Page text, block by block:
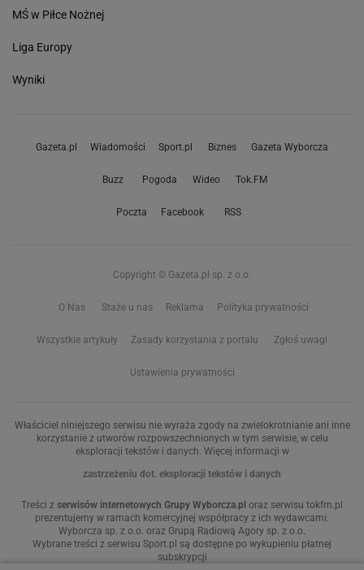
MŚ w Piłce Nożnej
Liga Europy
Wyniki
Gazeta.pl Wiadomości Sport.pl Biznes Gazeta Wyborcza
Buzz Pogoda Wideo Tok.FM
Poczta Facebook RSS
Copyright © Gazeta.pl sp. z o.o.
O Nas Staże u nas Reklama Polityka prywatności
Wszystkie artykuły Zasady korzystania z portalu Zgłoś uwagi
Ustawienia prywatności
Właściciel niniejszego serwisu nie wyraża zgody na zwielokrotnianie ani inne
korzystanie z utworów rozpowszechnionych w tym serwisie, w celu
eksploracji tekstów i danych. Więcej informacji w
zastrzeżeniu dot. eksploracji tekstów i danych
Treści z serwisów internetowych Grupy Wyborcza.pl oraz serwisu tokfm.pl
prezentujemy w ramach komercyjnej współpracy z ich wydawcami:
Wyborcza sp. z o.o. oraz Grupą Radiową Agory sp. z o.o.
Wybrane treści z serwisu Sport.pl są dostępne po wykupieniu płatnej
subskrypcji